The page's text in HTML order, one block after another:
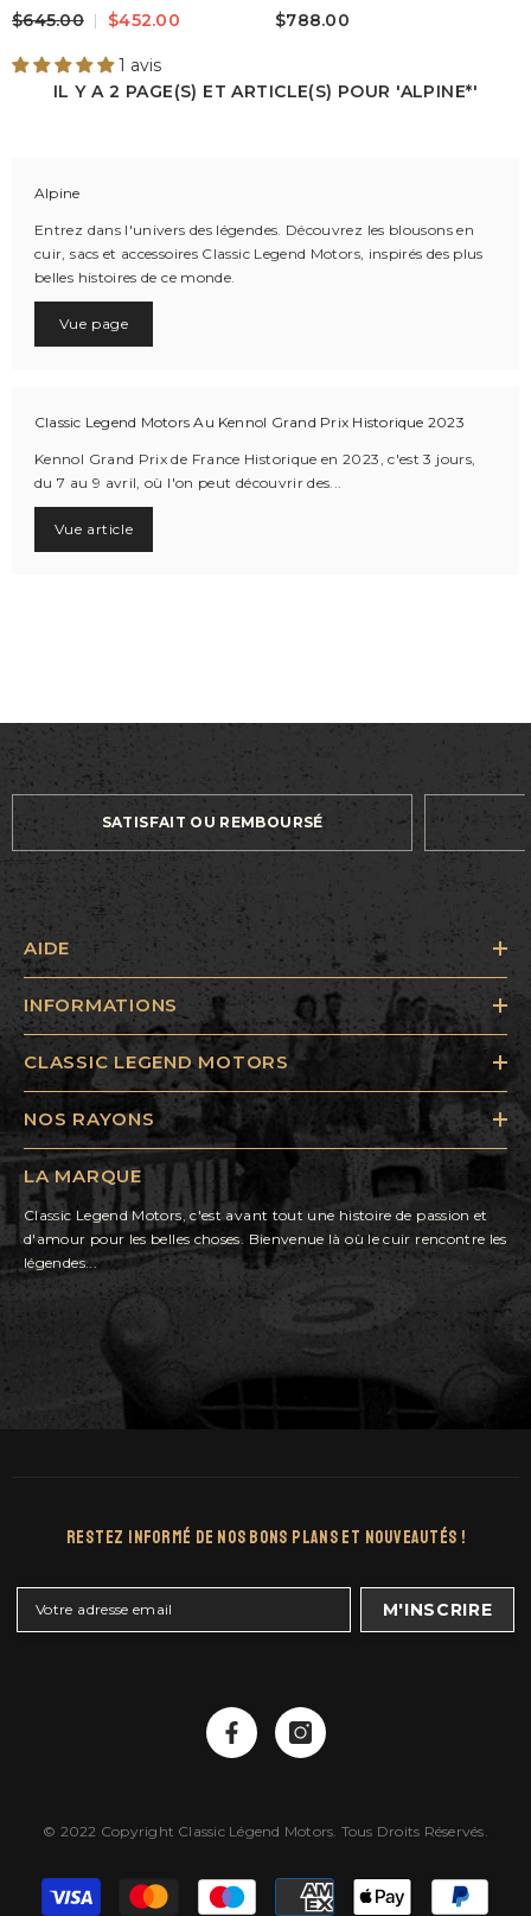
Bleu Royal Femme
$645.00 $452.00
1 avis
Darniche Bleu Royal Homme
$788.00
IL Y A 2 PAGE(S) ET ARTICLE(S) POUR 'ALPINE*'
Alpine
Entrez dans l'univers des légendes. Découvrez les blousons en
cuir, sacs et accessoires Classic Legend Motors, inspirés des plus
belles histoires de ce monde.
Vue page
Classic Legend Motors Au Kennol Grand Prix Historique 2023
Kennol Grand Prix de France Historique en 2023, c'est 3 jours,
du 7 au 9 avril, où l'on peut découvrir des...
Vue article
SATISFAIT OU REMBOURSÉ
AIDE
INFORMATIONS
CLASSIC LEGEND MOTORS
NOS RAYONS
LA MARQUE
Classic Legend Motors, c'est avant tout une histoire de passion et
d'amour pour les belles choses. Bienvenue là où le cuir rencontre les
légendes...
Restez Informé De Nos Bons Plans Et Nouveautés !
M'INSCRIRE
© 2022 Copyright Classic Légend Motors. Tous Droits Réservés.
Moyens